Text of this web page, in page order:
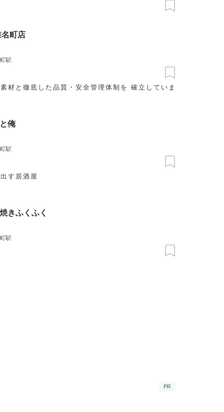
町店
底した品質・安全管理体制を 確立していま
駅
俺
す居酒屋
駅
きふくふく
駅
PR